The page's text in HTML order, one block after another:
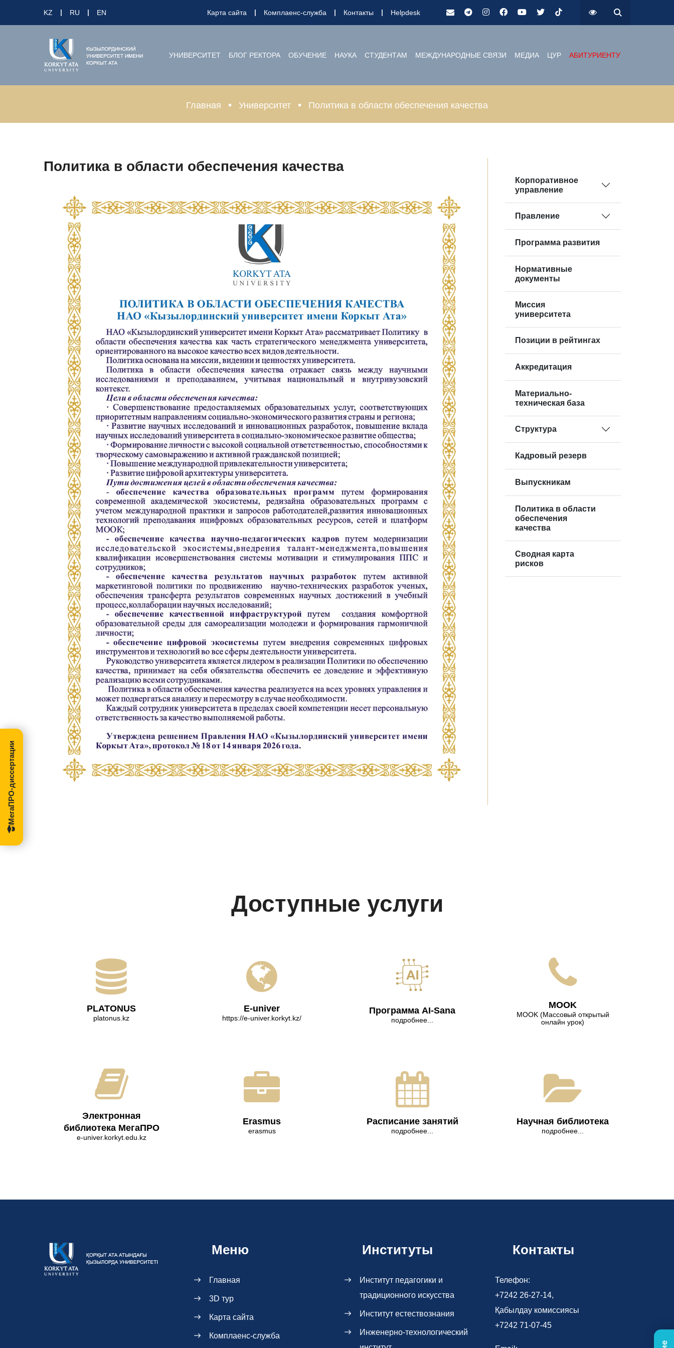
KZ RU EN Карта сайта Комплаенс-служба Контакты Helpdesk
УНИВЕРСИТЕТ БЛОГ РЕКТОРА ОБУЧЕНИЕ НАУКА СТУДЕНТАМ МЕЖДУНАРОДНЫЕ СВЯЗИ МЕДИА ЦУР АБИТУРИЕНТУ
Главная Университет Политика в области обеспечения качества
Политика в области обеспечения качества
Корпоративное
управление
Правление
Программа развития
Нормативные
документы
Миссия
университета
Позиции в рейтингах
Аккредитация
Материально-
техническая база
Структура
Кадровый резерв
Выпускникам
Политика в области
обеспечения
качества
Сводная карта
рисков
Доступные услуги
PLATONUS
platonus.kz
E-univer
https://e-univer.korkyt.kz/
Программа AI-Sana
подробнее...
МООK
МООK (Массовый открытый
онлайн урок)
Электронная
библиотека МегаПРО
e-univer.korkyt.edu.kz
Erasmus
erasmus
Расписание занятий
подробнее...
Научная библиотека
подробнее...
Меню
Главная
3D тур
Карта сайта
Комплаенс-служба
Институты
Институт педагогики и
традиционного искусства
Институт естествознания
Инженерно-технологический
Контакты
Телефон:
+7242 26-27-14,
Қабылдау комиссиясы
+7242 71-07-45
МегаПРО-диссертации